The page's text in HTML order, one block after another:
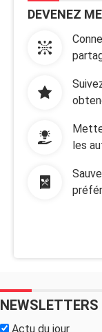
DEVENEZ
les
NEWSLETTERS
Actu du jour